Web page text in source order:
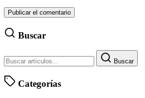
Buscar
Buscar
Categorías